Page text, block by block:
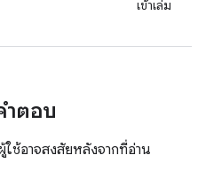
เข้าเล่ม
ำตอบ
ช้อาจสงสัยหลังจากที่อ่าน